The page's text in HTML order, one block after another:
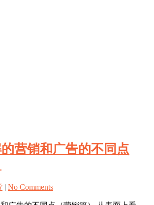
营销和广告的不同点
| No Comments